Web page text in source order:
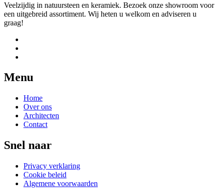
Veelzijdig in natuursteen en keramiek. Bezoek onze showroom voor
een uitgebreid assortiment. Wij heten u welkom en adviseren u
graag!
Menu
Home
Over ons
Architecten
Contact
Snel naar
Privacy verklaring
Cookie beleid
Algemene voorwaarden